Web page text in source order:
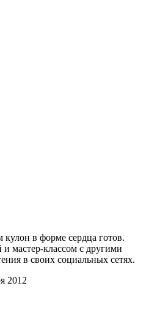
в форме сердца готов.
мастер-классом с другими
в своих социальных сетях.
2012